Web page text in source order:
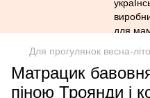
Для прогулянок весна-літо
Матрацик
піною Троянди і